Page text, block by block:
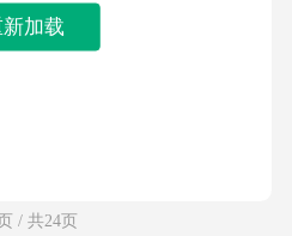
加载
/ 共24页